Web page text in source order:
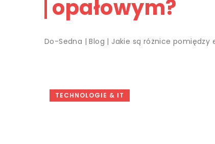
opałowym?
Do-Sedna |Blog | Jakie są różnice pomiędzy
TECHNOLOGIE & IT